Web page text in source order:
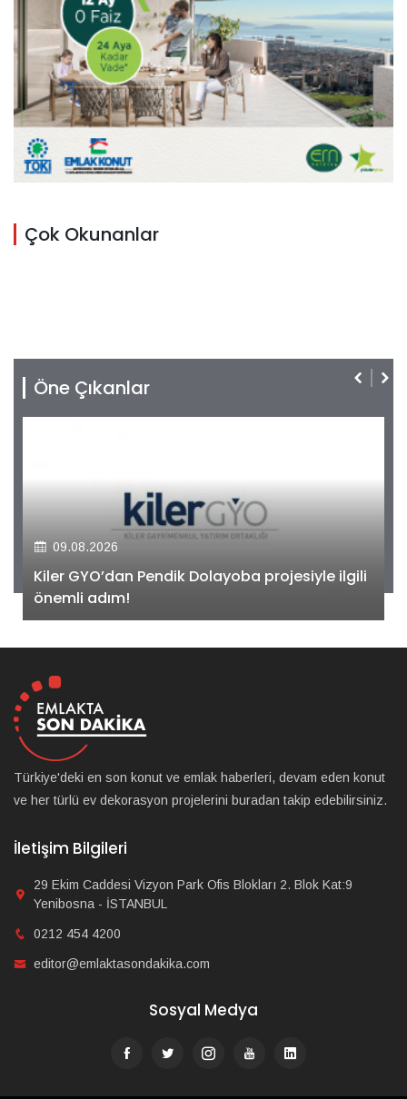
Çok Okunanlar
Öne Çıkanlar
09.08.2026
Kiler GYO’dan Pendik Dolayoba projesiyle ilgili
önemli adım!
Türkiye'deki en son konut ve emlak haberleri, devam eden konut
ve her türlü ev dekorasyon projelerini buradan takip edebilirsiniz.
İletişim Bilgileri
29 Ekim Caddesi Vizyon Park Ofis Blokları 2. Blok Kat:9
Yenibosna - İSTANBUL
0212 454 4200
editor@emlaktasondakika.com
Sosyal Medya